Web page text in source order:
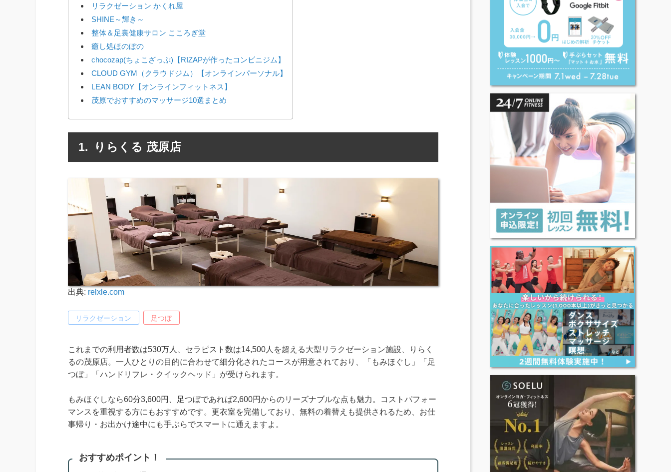
リラクゼーション かくれ屋
SHINE～輝き～
整体＆足裏健康サロン こころぎ堂
癒し処ほのぼの
chocozap(ちょこざっぷ)【RIZAPが作ったコンビニジム】
CLOUD GYM（クラウドジム）【オンラインパーソナル】
LEAN BODY【オンラインフィットネス】
茂原でおすすめのマッサージ10選まとめ
りらくる 茂原店
出典: relxle.com
リラクゼーション 足つぼ
これまでの利用者数は530万人、セラピスト数は14,500人を超える大型リラクゼーション施設、りらく
るの茂原店。一人ひとりの目的に合わせて細分化されたコースが用意されており、「もみほぐし」「足
つぼ」「ハンドリフレ・クイックヘッド」が受けられます。
もみほぐしなら60分3,600円、足つぼであれば2,600円からのリーズナブルな点も魅力。コストパフォー
マンスを重視する方にもおすすめです。更衣室を完備しており、無料の着替えも提供されるため、お仕
事帰り・お出かけ途中にも手ぶらでスマートに通えますよ。
おすすめポイント！